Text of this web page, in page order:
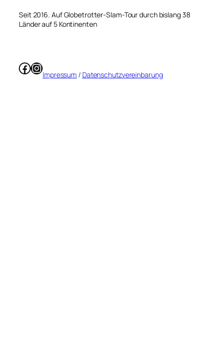
Seit 2016. Auf Globetrotter-Slam-Tour durch bislang 38
Länder auf 5 Kontinenten
Facebook
Instagram
Impressum / Datenschutzvereinbarung